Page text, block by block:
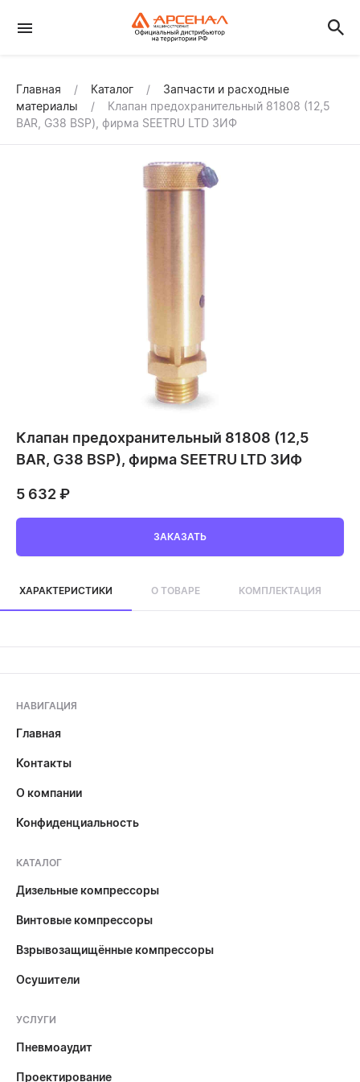
Главная Каталог
Запчасти и расходные
материалы
Клапан предохранительный 81808 (12,5
BAR, G38 BSP), фирма SEETRU LTD ЗИФ
Клапан предохранительный 81808 (12,5
BAR, G38 BSP), фирма SEETRU LTD ЗИФ
5 632₽
ЗАКАЗАТЬ
ХАРАКТЕРИСТИКИ О ТОВАРЕ КОМПЛЕКТАЦИЯ
НАВИГАЦИЯ
Главная
Контакты
О компании
Конфиденциальность
КАТАЛОГ
Дизельные компрессоры
Винтовые компрессоры
Взрывозащищённые компрессоры
Осушители
УСЛУГИ
Пневмоаудит
Проектирование